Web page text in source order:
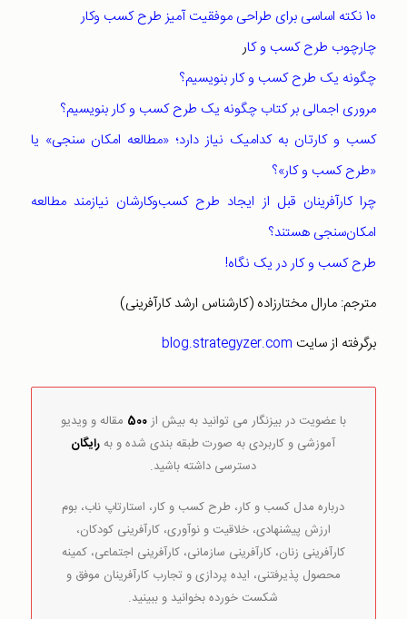
10 نکته اساسی برای طراحی موفقیت آمیز طرح کسب وکار
چارچوب طرح کسب و کار
چگونه یک طرح کسب و کار بنویسیم؟
مروری اجمالی بر کتاب چگونه یک طرح کسب و کار بنویسیم؟
کسب و کارتان به کدامیک نیاز دارد؛ «مطالعه امکان سنجی» یا
«طرح کسب و کار»؟
چرا کارآفرینان قبل از ایجاد طرح کسب‌وکارشان نیازمند مطالعه
امکان‌سنجی هستند؟
طرح کسب و کار در یک نگاه!
مترجم: مارال مختارزاده (کارشناس ارشد کارآفرینی)
برگرفته از سایت blog.strategyzer.com
با عضویت در بیزنگار می توانید به بیش از500 مقاله و ویدیو
آموزشی و کاربردی به صورت طبقه بندی شده و بهرایگان
دسترسی داشته باشید.
درباره مدل کسب و کار، طرح کسب و کار، استارتاپ ناب، بوم
ارزش پیشنهادی، خلاقیت و نوآوری، کارآفرینی کودکان،
کارآفرینی زنان، کارآفرینی سازمانی، کارآفرینی اجتماعی، کمینه
محصول پذیرفتنی، ایده پردازی و تجارب کارآفرینان موفق و
شکست خورده بخوانید و ببینید.